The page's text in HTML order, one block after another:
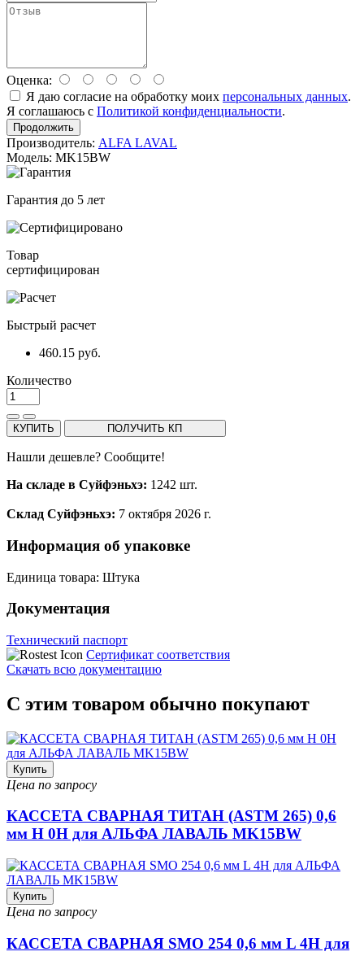
Оценка:
Я даю согласие на обработку моих персональных данных.
Я соглашаюсь с Политикой конфиденциальности.
Продолжить
Производитель: ALFA LAVAL
Модель: MK15BW
Гарантия до 5 лет
Товар
сертифицирован
Быстрый расчет
460.15 руб.
Количество
КУПИТЬ ПОЛУЧИТЬ КП
Нашли дешевле? Сообщите!
На складе в Суйфэньхэ: 1242 шт.
Склад Суйфэньхэ: 7 октября 2026 г.
Информация об упаковке
Единица товара: Штука
Документация
Технический паспорт
Сертификат соответствия
Скачать всю документацию
С этим товаром обычно покупают
Купить
Цена по запросу
КАССЕТА СВАРНАЯ ТИТАН (ASTM 265) 0,6
мм H 0H для АЛЬФА ЛАВАЛЬ MK15BW
Купить
Цена по запросу
КАССЕТА СВАРНАЯ SMO 254 0,6 мм L 4H для